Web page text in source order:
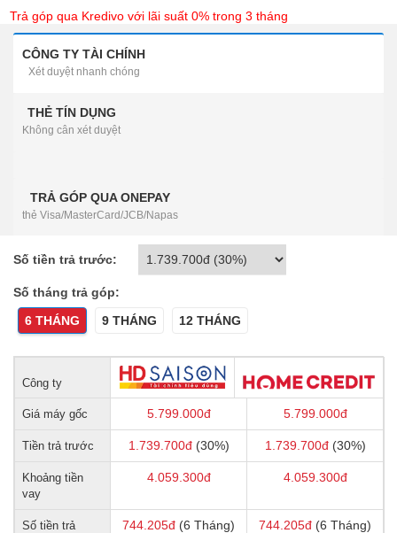
Trả góp qua Kredivo với lãi suất 0% trong 3 tháng
CÔNG TY TÀI CHÍNH
Xét duyệt nhanh chóng
THẺ TÍN DỤNG
Không cân xét duyệt
TRẢ GÓP QUA ONEPAY
thẻ Visa/MasterCard/JCB/Napas
Số tiền trả trước:
Số tháng trả góp:
6 THÁNG
9 THÁNG 12 THÁNG
Công ty
Giá máy gốc 5.799.000đ 5.799.000đ
Tiền trả trước 1.739.700đ(30%) 1.739.700đ(30%)
Khoảng tiền
vay
4.059.300đ 4.059.300đ
Số tiền trả
744.205đ (6 Tháng) 744.205đ (6 Tháng)